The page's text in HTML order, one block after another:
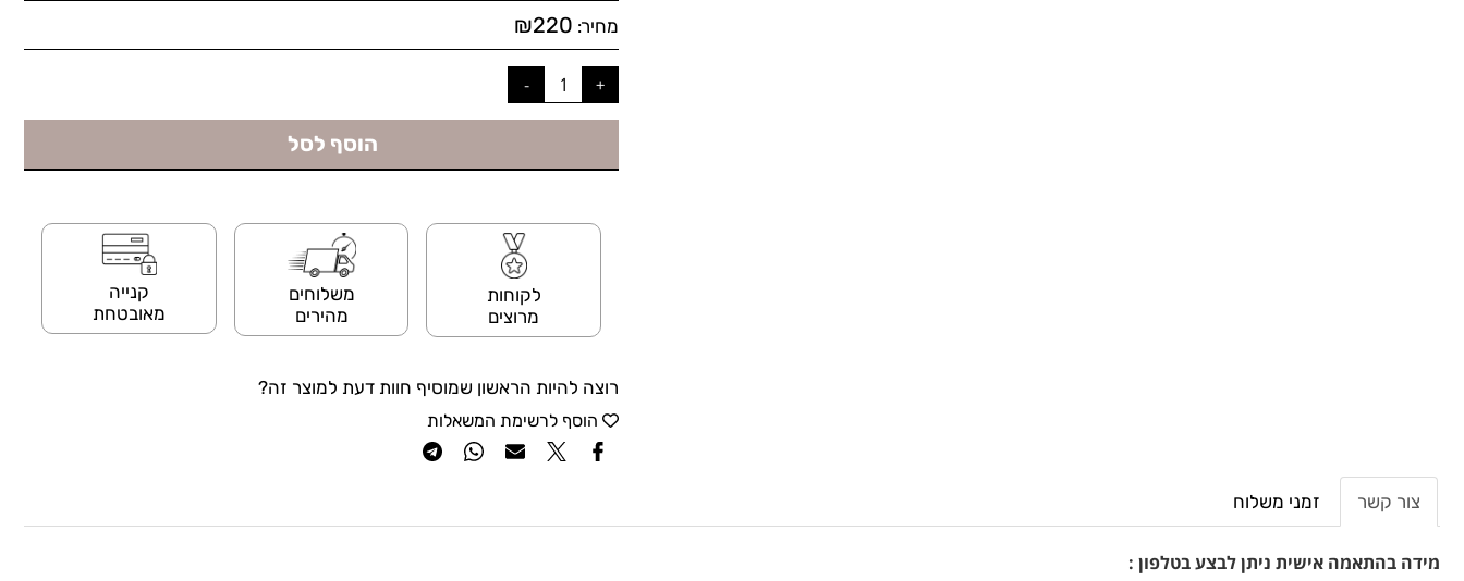
מחיר: ₪220
הוסף לסל
לקוחות
מרוצים
משלוחים
מהירים
קנייה
מאובטחת
רוצה להיות הראשון שמוסיף חוות דעת למוצר זה?
הוסף לרשימת המשאלות
צור קשר זמני משלוח
מידה בהתאמה אישית ניתן לבצע בטלפון :